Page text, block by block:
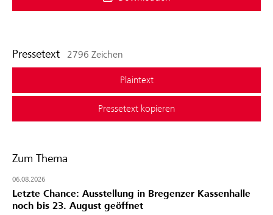
Pressetext 2796 Zeichen
Plaintext
Pressetext kopieren
Zum Thema
06.08.2026
Letzte Chance: Ausstellung in Bregenzer Kassenhalle
noch bis 23. August geöffnet